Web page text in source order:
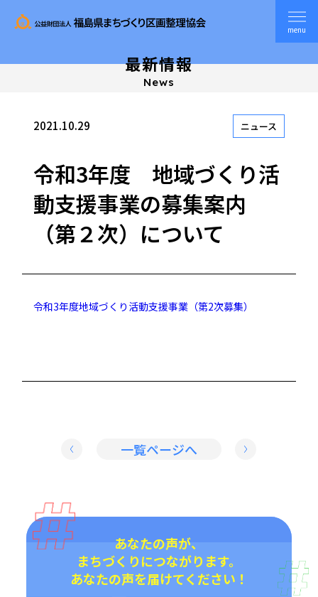
menu
最新情報
News
2021.10.29 ニュース
令和3年度 地域づくり活
動支援事業の募集案内
（第２次）について
令和3年度地域づくり活動支援事業（第2次募集）
一覧ページへ
あなたの声が、
まちづくりにつながります。
あなたの声を届けてください！